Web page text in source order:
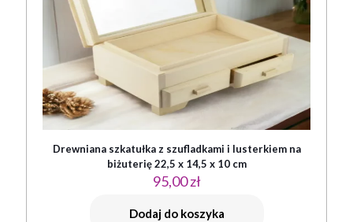
Drewniana szkatułka z szufladkami i lusterkiem na
biżuterię 22,5 x 14,5 x 10 cm
95,00zł
Dodaj do koszyka